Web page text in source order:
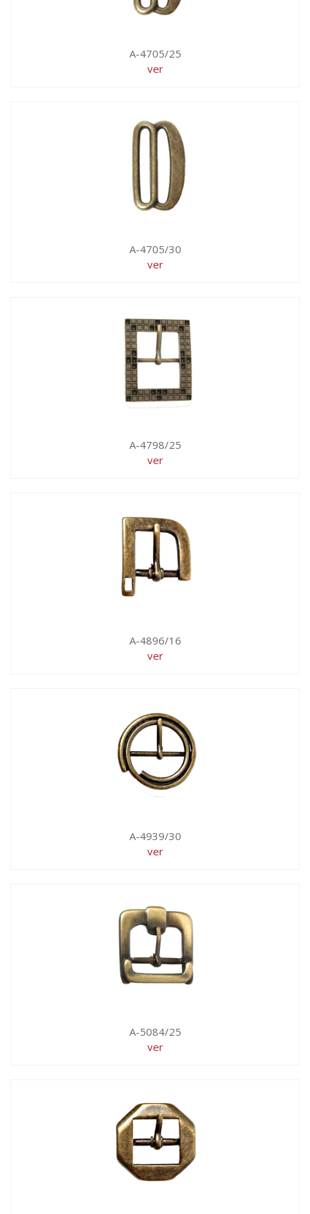
A-4705/25
ver
A-4705/30
ver
A-4798/25
ver
A-4896/16
ver
A-4939/30
ver
A-5084/25
ver